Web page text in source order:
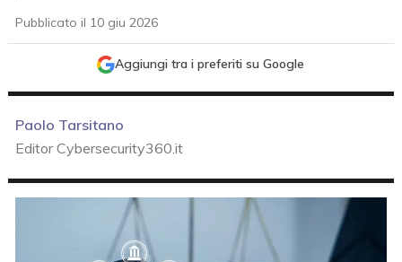
Pubblicato il 10 giu 2026
Aggiungi tra i preferiti su Google
Paolo Tarsitano
Editor Cybersecurity360.it